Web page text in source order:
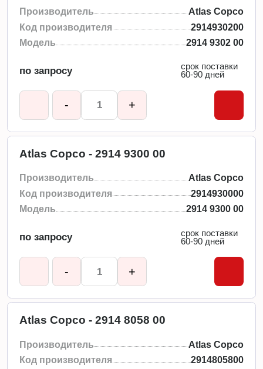
Производитель
Atlas Copco
Код производителя
2914930200
Модель
2914 9302 00
по запросу
срок поставки
60-90 дней
- +
Atlas Copco - 2914 9300 00
Производитель
Atlas Copco
Код производителя
2914930000
Модель
2914 9300 00
по запросу
срок поставки
60-90 дней
- +
Atlas Copco - 2914 8058 00
Производитель
Atlas Copco
Код производителя
2914805800